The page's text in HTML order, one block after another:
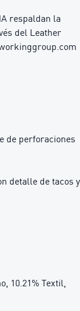
respaldan la
del Leather
de perforaciones
detalle de tacos y
10.21% Textil,